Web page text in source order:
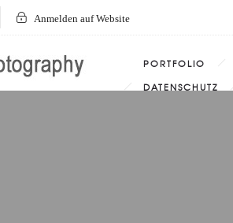
Anmelden auf Website
PORTFOLIO
DATENSCHUTZ